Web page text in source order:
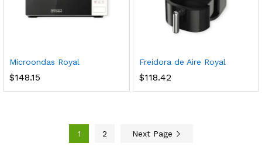
Microondas Royal
$148.15
Freidora de Aire Royal
$118.42
1 2 Next Page